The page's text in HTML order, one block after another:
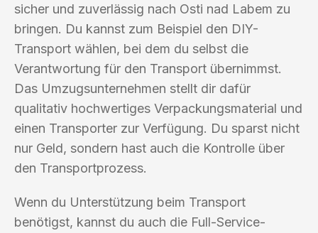
sicher und zuverlässig nach Osti nad Labem zu
bringen. Du kannst zum Beispiel den DIY-
Transport wählen, bei dem du selbst die
Verantwortung für den Transport übernimmst.
Das Umzugsunternehmen stellt dir dafür
qualitativ hochwertiges Verpackungsmaterial und
einen Transporter zur Verfügung. Du sparst nicht
nur Geld, sondern hast auch die Kontrolle über
den Transportprozess.
Wenn du Unterstützung beim Transport
benötigst, kannst du auch die Full-Service-